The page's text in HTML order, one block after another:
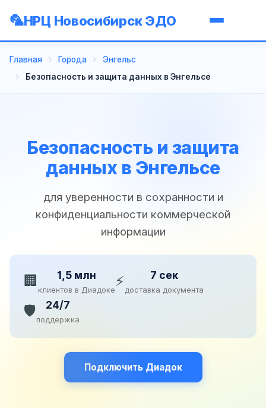
НРЦ Новосибирск ЭДО
Главная Города
Энгельс
Безопасность и защита данных в Энгельсе
Безопасность и защита
данных в Энгельсе
для уверенности в сохранности и
конфиденциальности коммерческой
информации
🏢 1,5 млн
клиентов в Диадоке⚡ 7 сек
доставка документа
🛡️ 24/7
поддержка
Подключить Диадок